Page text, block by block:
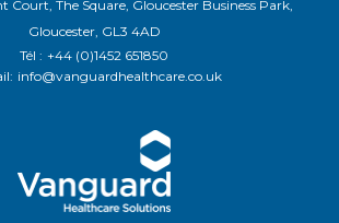
Court, The Square, Gloucester Business Park,
Gloucester, GL3 4AD
Tél : +44 (0)1452 651850
info@vanguardhealthcare.co.uk